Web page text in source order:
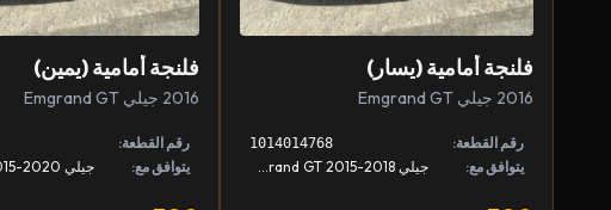
فلنجة أمامية (يسار)
2016 جيلي Emgrand GT
رقم القطعة: 1014014768
يتوافق مع:
فلنجة أمامية (يمين)
2016 جيلي Emgrand GT
رقم القطعة:
يتوافق مع: